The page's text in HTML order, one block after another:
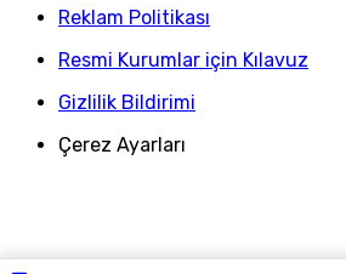
Reklam Politikası
Resmi Kurumlar için Kılavuz
Gizlilik Bildirimi
Çerez Ayarları